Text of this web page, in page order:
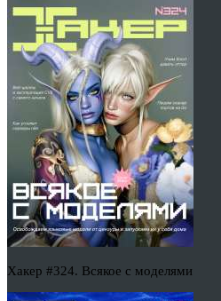
Хакер #324. Всякое с моделями